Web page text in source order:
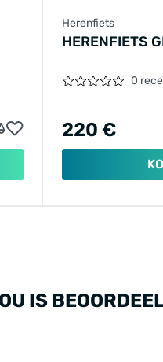
Herenfiets
HERENFIETS
0
220 €
IS